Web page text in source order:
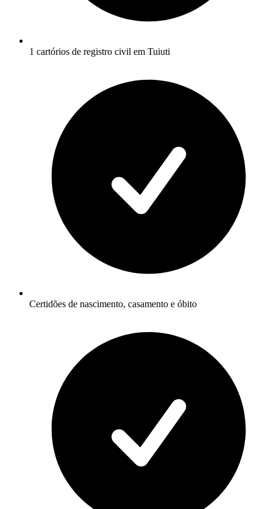
1 cartórios de registro civil em Tuiuti
Certidões de nascimento, casamento e óbito